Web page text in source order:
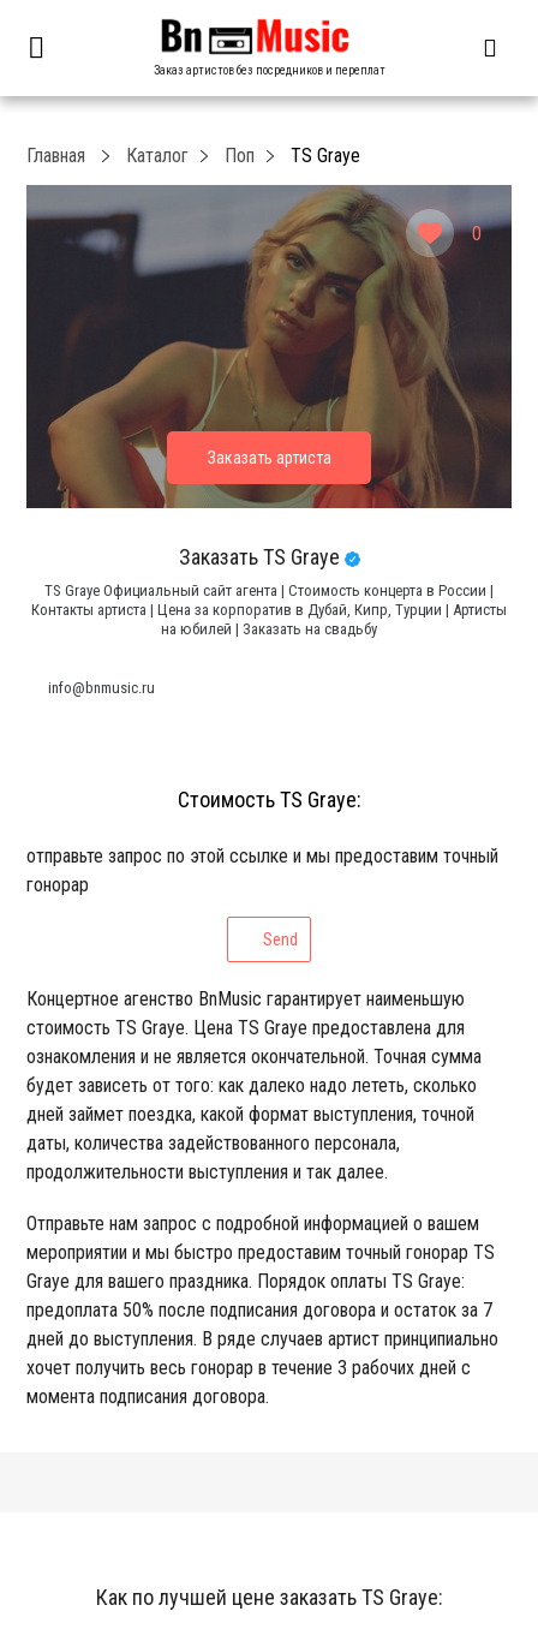
Заказ артистов без посредников и переплат
0
Главная Каталог Поп TS Graye
Заказать TS Graye
TS Graye Официальный сайт агента | Стоимость концерта в России |
Контакты артиста | Цена за корпоратив в Дубай, Кипр, Турции | Артисты
на юбилей | Заказать на свадьбу
info@bnmusic.ru
Стоимость TS Graye:
отправьте запрос по этой ссылке и мы предоставим точный
гонорар
Send
Концертное агенство BnMusic гарантирует наименьшую
стоимость TS Graye. Цена TS Graye предоставлена для
ознакомления и не является окончательной. Точная сумма
будет зависеть от того: как далеко надо лететь, сколько
дней займет поездка, какой формат выступления, точной
даты, количества задействованного персонала,
продолжительности выступления и так далее.
Отправьте нам запрос с подробной информацией о вашем
мероприятии и мы быстро предоставим точный гонорар TS
Graye для вашего праздника. Порядок оплаты TS Graye:
предоплата 50% после подписания договора и остаток за 7
дней до выступления. В ряде случаев артист принципиально
хочет получить весь гонорар в течение 3 рабочих дней с
момента подписания договора.
Как по лучшей цене заказать TS Graye: